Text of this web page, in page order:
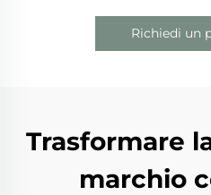
Richiedi un
Trasformare
marchio